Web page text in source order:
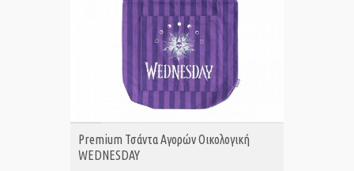
ΑΓΟΡΑ
Premium Τσάντα Αγορών Οικολογική
WEDNESDAY